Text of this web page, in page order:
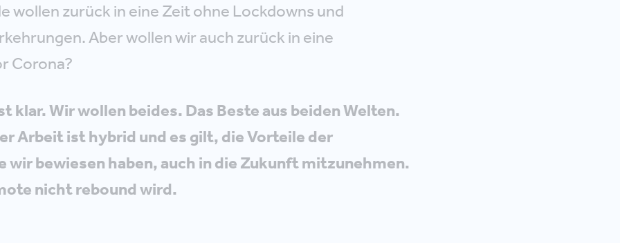
wollen zurück in eine Zeit ohne Lockdowns und
Aber wollen wir auch zurück in eine
Corona?
klar. Wir wollen beides. Das Beste aus beiden Welten.
Arbeit ist hybrid und es gilt, die Vorteile der
wir bewiesen haben, auch in die Zukunft mitzunehmen.
nicht rebound wird.